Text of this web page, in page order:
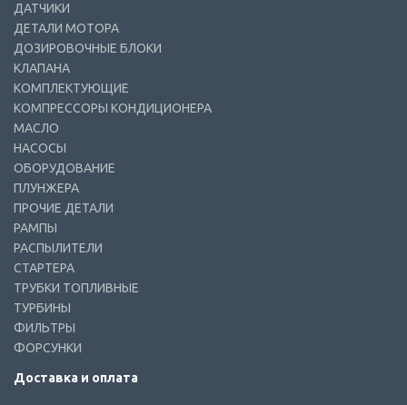
ДАТЧИКИ
ДЕТАЛИ МОТОРА
ДОЗИРОВОЧНЫЕ БЛОКИ
КЛАПАНА
КОМПЛЕКТУЮЩИЕ
КОМПРЕССОРЫ КОНДИЦИОНЕРА
МАСЛО
НАСОСЫ
ОБОРУДОВАНИЕ
ПЛУНЖЕРА
ПРОЧИЕ ДЕТАЛИ
РАМПЫ
РАСПЫЛИТЕЛИ
СТАРТЕРА
ТРУБКИ ТОПЛИВНЫЕ
ТУРБИНЫ
ФИЛЬТРЫ
ФОРСУНКИ
Доставка и оплата